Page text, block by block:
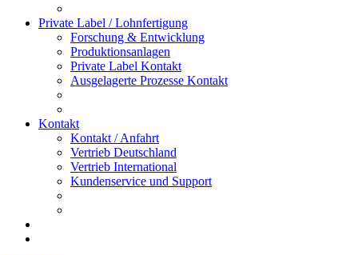
Private Label / Lohnfertigung
Forschung & Entwicklung
Produktionsanlagen
Private Label Kontakt
Ausgelagerte Prozesse Kontakt
Kontakt
Kontakt / Anfahrt
Vertrieb Deutschland
Vertrieb International
Kundenservice und Support